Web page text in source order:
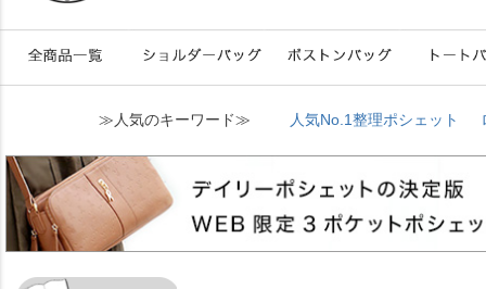
≫人気のキーワード≫ 人気No.1整理ポシェット